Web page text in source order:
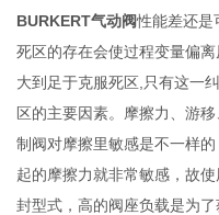
BURKERT气动阀性能差还是
死区的存在会使过程变量偏
大到足于克服死区,只有这一
区的主要因素。摩擦力、游
制阀对摩擦里敏感是不一样
起的摩擦力就非常敏感，故
封型式，高的阀座负载是为